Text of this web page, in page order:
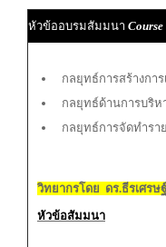
หัวข้ออบรมสัมมนา
กลยุทธ์การสร้างกา
กลยุทธ์ด้านการบริห
กลยุทธ์การจัดทำรา
วิทยากรโดย ดร.ธีรเศรษ
หัวข้อสัมมนา